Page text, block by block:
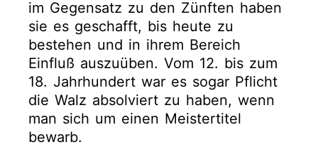
im Gegensatz zu den Zünften haben
sie es geschafft, bis heute zu
bestehen und in ihrem Bereich
Einfluß auszuüben. Vom 12. bis zum
18. Jahrhundert war es sogar Pflicht
die Walz absolviert zu haben, wenn
man sich um einen Meistertitel
bewarb.